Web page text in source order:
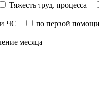
Тяжесть труд. процесса
ЧС по первой помощи
месяца